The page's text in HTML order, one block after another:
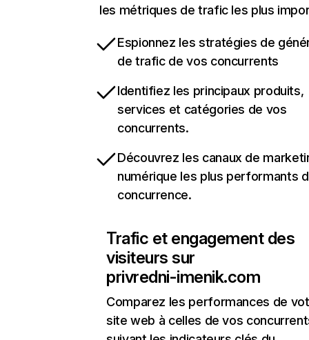
les métriques de trafic les plus
Espionnez les stratégies de
de trafic de vos concurrents
Identifiez les principaux produits,
services et catégories de vos
concurrents.
Découvrez les canaux de
numérique les plus performants
concurrence.
Trafic et engagement des
visiteurs sur
privredni-imenik.com
Comparez les performances de
site web à celles de vos